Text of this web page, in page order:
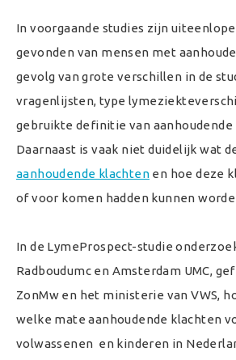
In voorgaande studies zijn
gevonden van mensen met
gevolg van grote verschillen in de
vragenlijsten, type
gebruikte definitie van aanhoudende
Daarnaast is vaak niet duidelijk wat
aanhoudende klachten en hoe deze
of voor komen hadden kunnen
In de LymeProspect-studie
Radboudumc en Amsterdam UMC,
ZonMw en het ministerie van VWS,
welke mate aanhoudende klachten
volwassenen en kinderen in